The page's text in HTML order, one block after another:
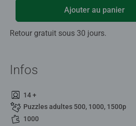
Ajouter au panier
Retour gratuit sous 30 jours.
Infos
14 +
Puzzles adultes 500, 1000, 1500p
1000